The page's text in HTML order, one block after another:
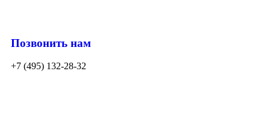
Позвонить нам
+7 (495) 132-28-32